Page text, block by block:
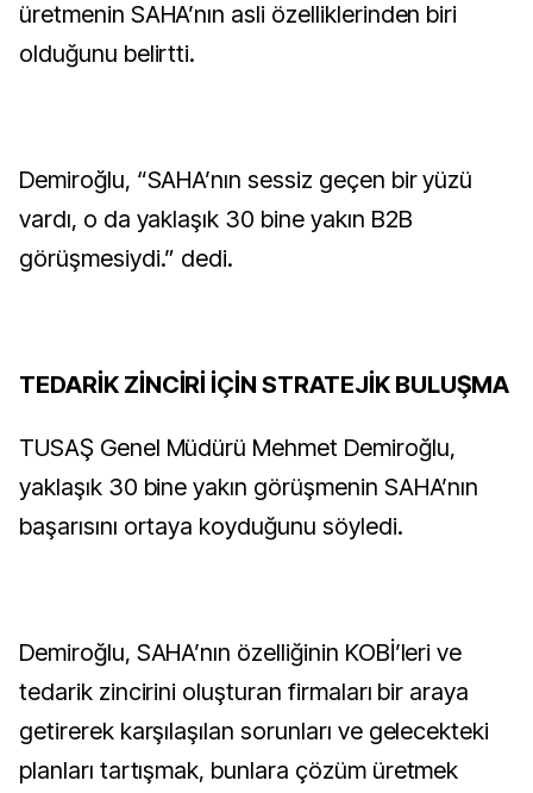
üretmenin SAHA’nın asli özelliklerinden biri
olduğunu belirtti.
Demiroğlu, “SAHA’nın sessiz geçen bir yüzü
vardı, o da yaklaşık 30 bine yakın B2B
görüşmesiydi.” dedi.
TEDARİK ZİNCİRİ İÇİN STRATEJİK BULUŞMA
TUSAŞ Genel Müdürü Mehmet Demiroğlu,
yaklaşık 30 bine yakın görüşmenin SAHA’nın
başarısını ortaya koyduğunu söyledi.
Demiroğlu, SAHA’nın özelliğinin KOBİ’leri ve
tedarik zincirini oluşturan firmaları bir araya
getirerek karşılaşılan sorunları ve gelecekteki
planları tartışmak, bunlara çözüm üretmek